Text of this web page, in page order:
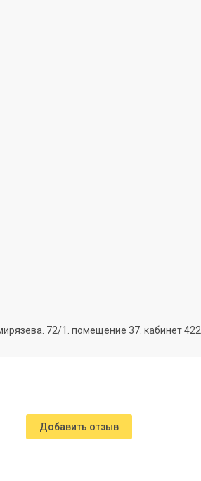
72/1. помещение 37. кабинет 422.
Добавить отзыв